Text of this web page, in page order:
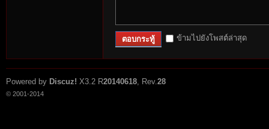
ตอบกระทู้ ข้ามไปยังโพสต์ล่าสุด
Powered by Discuz! X3.2 R20140618, Rev.28
© 2001-2014